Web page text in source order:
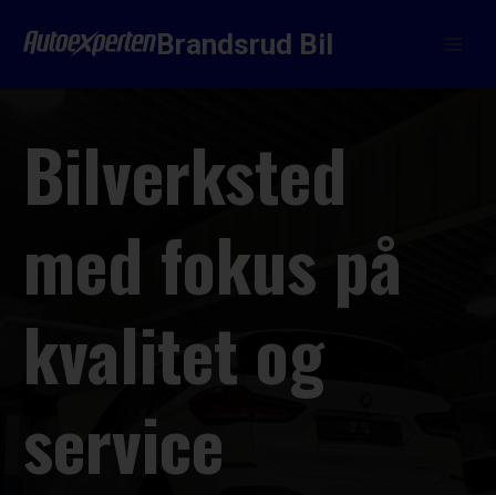
content
Brandsrud Bil
Bilverksted
med fokus på
kvalitet og
service